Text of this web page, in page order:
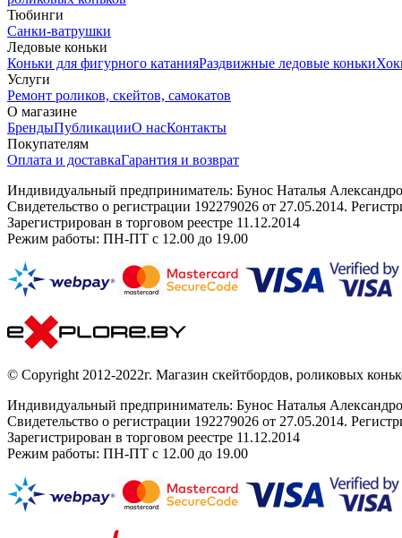
Тюбинги
Санки-ватрушки
Ледовые коньки
Коньки для фигурного катанияРаздвижные ледовые коньки
Услуги
Ремонт роликов, скейтов, самокатов
О магазине
БрендыПубликацииО насКонтакты
Покупателям
Оплата и доставкаГарантия и возврат
Индивидуальный предприниматель: Бунос Наталья
Свидетельство о регистрации 192279026 от 27.05.2014.
Зарегистрирован в торговом реестре 11.12.2014
Режим работы: ПН-ПТ с 12.00 до 19.00
© Copyright 2012-2022г. Магазин скейтбордов, роликовых
Индивидуальный предприниматель: Бунос Наталья
Свидетельство о регистрации 192279026 от 27.05.2014.
Зарегистрирован в торговом реестре 11.12.2014
Режим работы: ПН-ПТ с 12.00 до 19.00